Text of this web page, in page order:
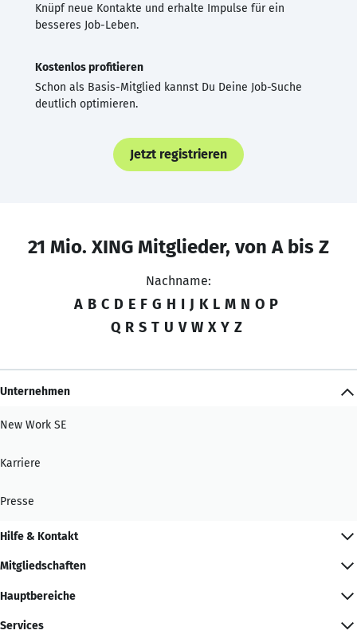
Knüpf neue Kontakte und erhalte Impulse für ein
besseres Job-Leben.
Kostenlos profitieren
Schon als Basis-Mitglied kannst Du Deine Job-Suche
deutlich optimieren.
Jetzt registrieren
21 Mio. XING Mitglieder, von A bis Z
Nachname:
A B C D E F G H I J K L M N O P
Q R S T U V W X Y Z
Unternehmen
New Work SE
Karriere
Presse
Hilfe & Kontakt
Mitgliedschaften
Hauptbereiche
Services